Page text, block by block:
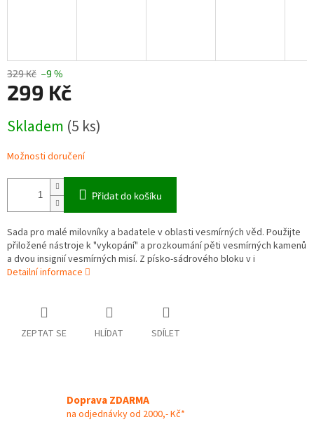
329 Kč –9 %
299 Kč
cena:
Skladem (5 ks)
Možnosti doručení
Přidat do košíku
Sada pro malé milovníky a badatele v oblasti vesmírných věd. Použijte
přiložené nástroje k "vykopání" a prozkoumání pěti vesmírných kamenů
a dvou insignií vesmírných misí. Z písko-sádrového bloku v i
Detailní informace
ZEPTAT SE HLÍDAT SDÍLET
Doprava ZDARMA
na odjednávky od 2000,- Kč*